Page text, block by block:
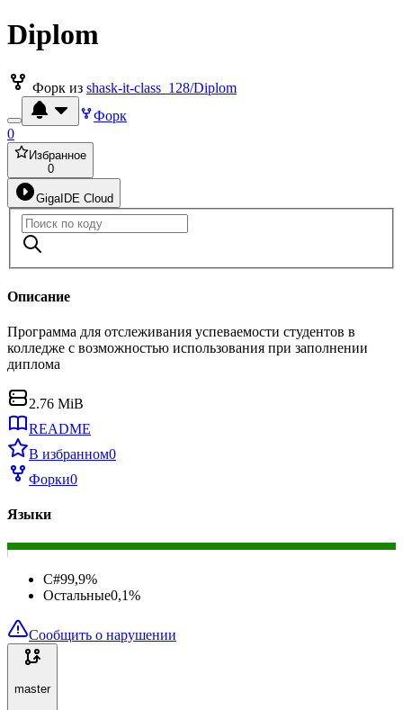
Diplom
Форк из shask-it-class_128/Diplom
Форк
0
Избранное
0
GigaIDE Cloud
Описание
Программа для отслеживания успеваемости студентов в
колледже с возможностью использования при заполнении
диплома
2.76 MiB
README
В избранном0
Форки0
Языки
C#99,9%
Остальные0,1%
Сообщить о нарушении
master